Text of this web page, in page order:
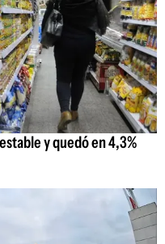
y quedó en 4,3%